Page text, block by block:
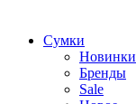
Cумки
Новинки
Бренды
Sale